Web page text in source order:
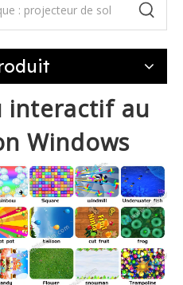
interactif au
Windows